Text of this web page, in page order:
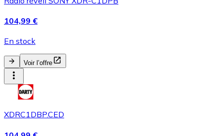
104,99 €
En stock
Voir l’offre
XDRC1DBP.CED